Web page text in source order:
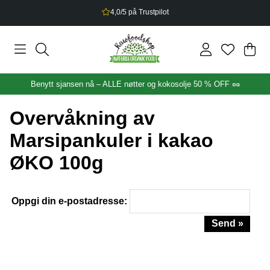
4,0/5 på Trustpilot
.
Benytt sjansen nå – ALLE nøtter og kokosolje 50 % OFF 🥜
Overvåkning av
Marsipankuler i kakao
ØKO 100g
Oppgi din e-postadresse:
Send »